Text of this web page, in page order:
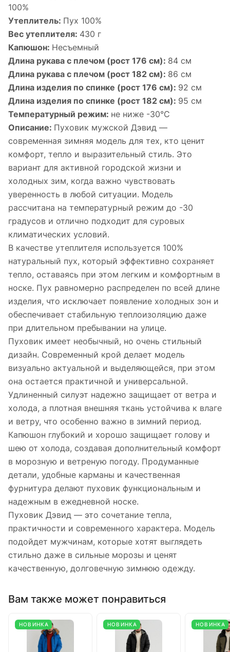
100%
Утеплитель: Пух 100%
Вес утеплителя: 430 г
Капюшон: Несъемный
Длина рукава с плечом (рост 176 см): 84 см
Длина рукава с плечом (рост 182 см): 86 см
Длина изделия по спинке (рост 176 см): 92 см
Длина изделия по спинке (рост 182 см): 95 см
Температурный режим: не ниже -30°С
Описание: Пуховик мужской Дэвид —
современная зимняя модель для тех, кто ценит
комфорт, тепло и выразительный стиль. Это
вариант для активной городской жизни и
холодных зим, когда важно чувствовать
уверенность в любой ситуации. Модель
рассчитана на температурный режим до -30
градусов и отлично подходит для суровых
климатических условий.
В качестве утеплителя используется 100%
натуральный пух, который эффективно сохраняет
тепло, оставаясь при этом легким и комфортным в
носке. Пух равномерно распределен по всей длине
изделия, что исключает появление холодных зон и
обеспечивает стабильную теплоизоляцию даже
при длительном пребывании на улице.
Пуховик имеет необычный, но очень стильный
дизайн. Современный крой делает модель
визуально актуальной и выделяющейся, при этом
она остается практичной и универсальной.
Удлиненный силуэт надежно защищает от ветра и
холода, а плотная внешняя ткань устойчива к влаге
и ветру, что особенно важно в зимний период.
Капюшон глубокий и хорошо защищает голову и
шею от холода, создавая дополнительный комфорт
в морозную и ветреную погоду. Продуманные
детали, удобные карманы и качественная
фурнитура делают пуховик функциональным и
надежным в ежедневной носке.
Пуховик Дэвид — это сочетание тепла,
практичности и современного характера. Модель
подойдет мужчинам, которые хотят выглядеть
стильно даже в сильные морозы и ценят
качественную, долговечную зимнюю одежду.
Вам также может понравиться
НОВИНКА НОВИНКА НОВИНКА